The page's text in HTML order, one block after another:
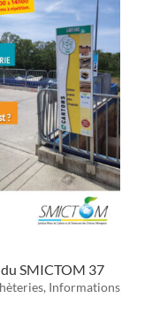
SMICTOM 37
, Informations